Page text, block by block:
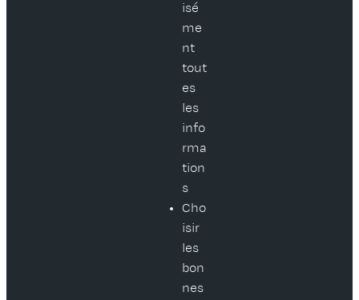
isé
me
nt
tout
es
les
info
rma
tion
s
Cho
isir
les
bon
nes